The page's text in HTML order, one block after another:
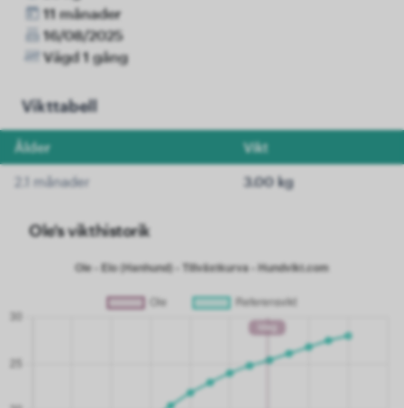
11 månader
16/08/2025
Vägd 1 gång
Vikttabell
Ålder Vikt
2.1 månader 3.00 kg
Ole's vikthistorik